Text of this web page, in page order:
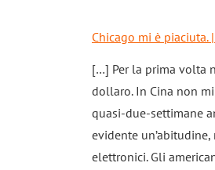
Chicago mi è
[…] Per la prima volta
dollaro. In Cina non
quasi-due-settimane
evidente
elettronici. Gli